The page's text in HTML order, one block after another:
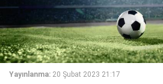
Yayınlanma: 20 Şubat 2023 21:17